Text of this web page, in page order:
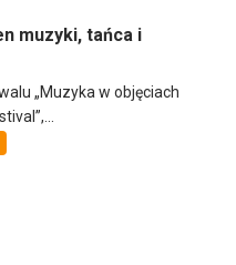
muzyki, tańca i
„Muzyka w objęciach